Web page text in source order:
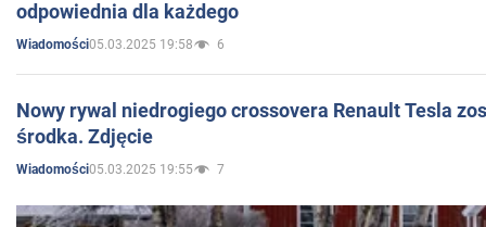
odpowiednia dla każdego
Wiadomości05.03.2025 19:58 6
Nowy rywal niedrogiego crossovera Renault Tesla
środka. Zdjęcie
Wiadomości05.03.2025 19:55 7